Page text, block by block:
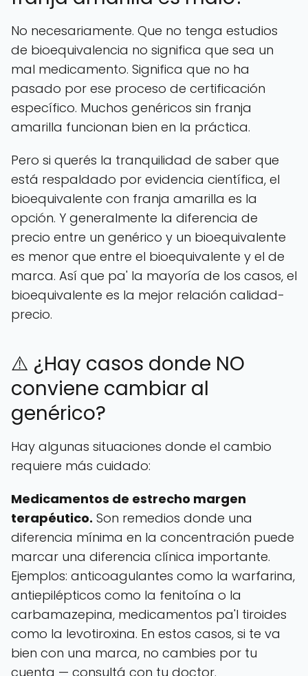
No necesariamente. Que no tenga estudios
de bioequivalencia no significa que sea un
mal medicamento. Significa que no ha
pasado por ese proceso de certificación
específico. Muchos genéricos sin franja
amarilla funcionan bien en la práctica.
Pero si querés la tranquilidad de saber que
está respaldado por evidencia científica, el
bioequivalente con franja amarilla es la
opción. Y generalmente la diferencia de
precio entre un genérico y un bioequivalente
es menor que entre el bioequivalente y el de
marca. Así que pa' la mayoría de los casos, el
bioequivalente es la mejor relación calidad-
precio.
⚠️ ¿Hay casos donde NO
conviene cambiar al
genérico?
Hay algunas situaciones donde el cambio
requiere más cuidado:
Medicamentos de estrecho margen
terapéutico. Son remedios donde una
diferencia mínima en la concentración puede
marcar una diferencia clínica importante.
Ejemplos: anticoagulantes como la warfarina,
antiepilépticos como la fenitoína o la
carbamazepina, medicamentos pa'l tiroides
como la levotiroxina. En estos casos, si te va
bien con una marca, no cambies por tu
cuenta — consultá con tu doctor.